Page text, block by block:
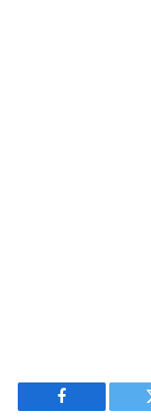
Facebook